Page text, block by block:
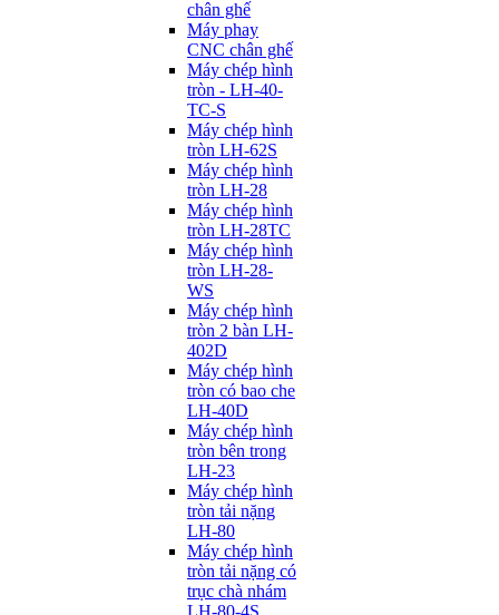
chân ghế
Máy phay
CNC chân ghế
Máy chép hình
tròn - LH-40-
TC-S
Máy chép hình
tròn LH-62S
Máy chép hình
tròn LH-28
Máy chép hình
tròn LH-28TC
Máy chép hình
tròn LH-28-
WS
Máy chép hình
tròn 2 bàn LH-
402D
Máy chép hình
tròn có bao che
LH-40D
Máy chép hình
tròn bên trong
LH-23
Máy chép hình
tròn tải nặng
LH-80
Máy chép hình
tròn tải nặng có
trục chà nhám
LH-80-4S